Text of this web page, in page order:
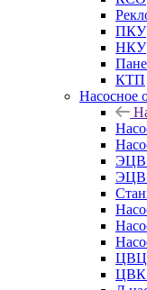
ПКУ
НКУ
КТП
Насосное
ЭЦВ
ЭЦВ
ЦВЦ-
ЦВК